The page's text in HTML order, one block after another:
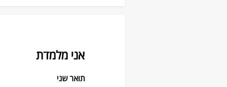
אני מלמדת
תואר שני